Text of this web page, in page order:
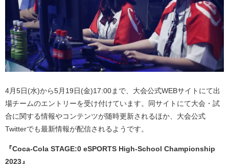
4月5日(水)から5月19日(金)17:00まで、大会公式WEBサイトにて出
場チームのエントリーを受け付けています。同サイトにて大会・試
合に関する情報やコンテンツが随時更新されるほか、大会公式
Twitterでも最新情報が配信されるようです。
『Coca-Cola STAGE:0 eSPORTS High-School Championship
2023』